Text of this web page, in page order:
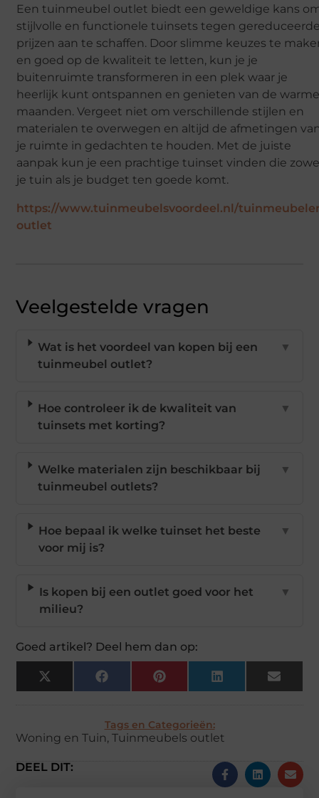
Een tuinmeubel outlet biedt een geweldige kans
stijlvolle en functionele tuinsets tegen
prijzen aan te schaffen. Door slimme keuzes te
en goed op de kwaliteit te letten, kun je je
buitenruimte transformeren in een plek waar je
heerlijk kunt ontspannen en genieten van de
maanden. Vergeet niet om verschillende stijlen en
materialen te overwegen en altijd de afmetingen
je ruimte in gedachten te houden. Met de juiste
aanpak kun je een prachtige tuinset vinden die
je tuin als je budget ten goede komt.
https://www.tuinmeubelsvoordeel.nl/
outlet
Veelgestelde vragen
Wat is het voordeel van kopen bij een
tuinmeubel outlet?
▼
Hoe controleer ik de kwaliteit van
tuinsets met korting?
▼
Welke materialen zijn beschikbaar bij
tuinmeubel outlets?
▼
Hoe bepaal ik welke tuinset het beste
voor mij is?
▼
Is kopen bij een outlet goed voor het
milieu?
▼
Goed artikel? Deel hem dan op:
X
(Twitter)
FacebookPinterestLinkedIn Email
Tags en Categorieën:
Woning en Tuin,Tuinmeubels outlet
DEEL DIT: